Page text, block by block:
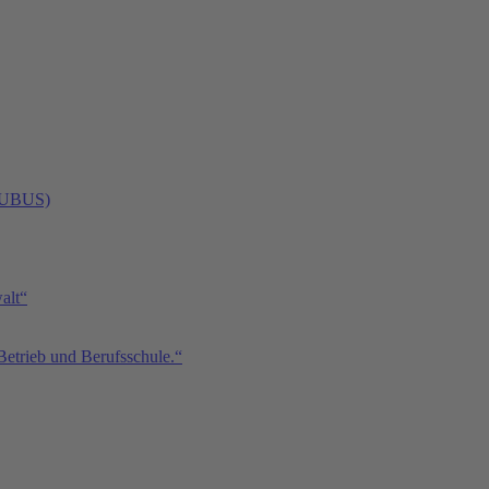
und Berufsschule.“